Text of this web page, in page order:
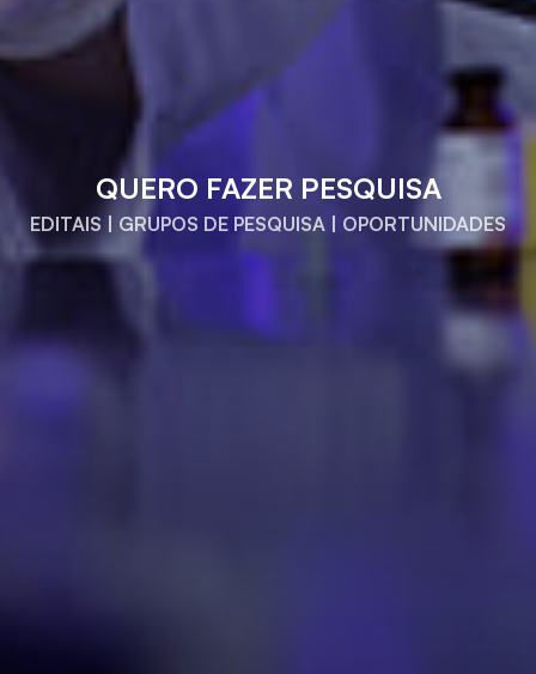
QUERO FAZER PESQUISA
EDITAIS | GRUPOS DE PESQUISA | OPORTUNIDADES